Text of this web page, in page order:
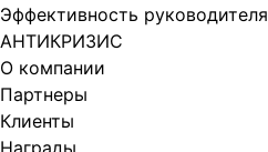
Эффективность руководителя
АНТИКРИЗИС
О компании
Партнеры
Клиенты
Награды